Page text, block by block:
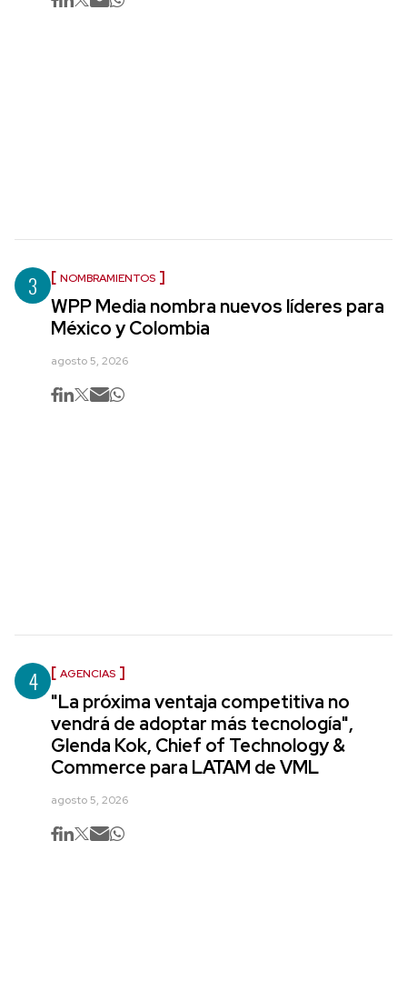
3 NOMBRAMIENTOS
WPP Media nombra nuevos líderes para
México y Colombia
agosto 5, 2026
4 AGENCIAS
"La próxima ventaja competitiva no
vendrá de adoptar más tecnología",
Glenda Kok, Chief of Technology &
Commerce para LATAM de VML
agosto 5, 2026